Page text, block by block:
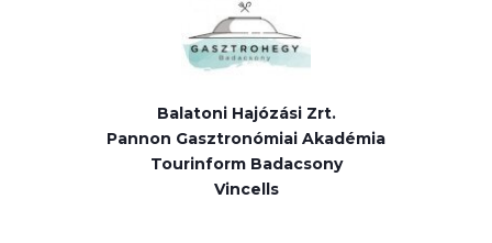
Balatoni Hajózási Zrt.
Pannon Gasztronómiai Akadémia
Tourinform Badacsony
Vincells